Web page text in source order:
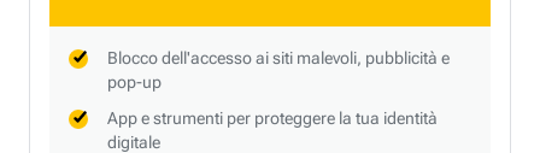
Blocco dell'accesso ai siti malevoli, pubblicità e
pop-up
App e strumenti per proteggere la tua identità
digitale